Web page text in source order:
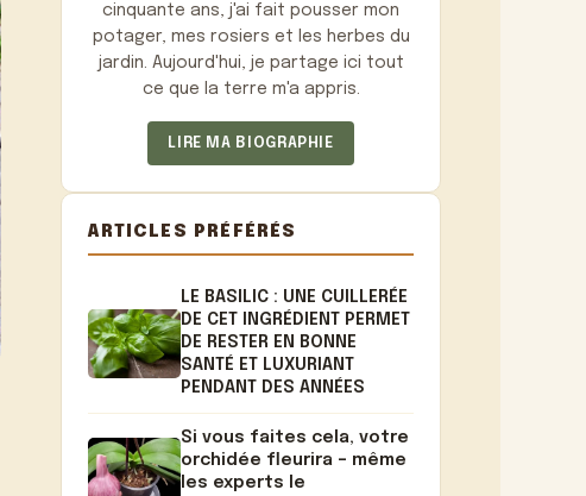
cinquante ans, j'ai fait pousser mon
potager, mes rosiers et les herbes du
jardin. Aujourd'hui, je partage ici tout
ce que la terre m'a appris.
LIRE MA BIOGRAPHIE
ARTICLES PRÉFÉRÉS
LE BASILIC : UNE CUILLERÉE
DE CET INGRÉDIENT PERMET
DE RESTER EN BONNE
SANTÉ ET LUXURIANT
PENDANT DES ANNÉES
Si vous faites cela, votre
orchidée fleurira – même
les experts le